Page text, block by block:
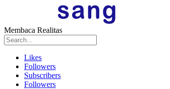
Membaca Realitas
Likes
Followers
Subscribers
Followers